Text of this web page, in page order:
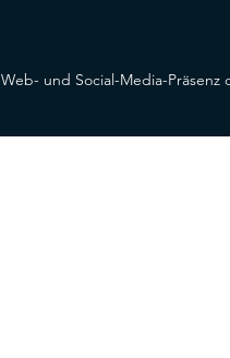
Web- und Social-Media-